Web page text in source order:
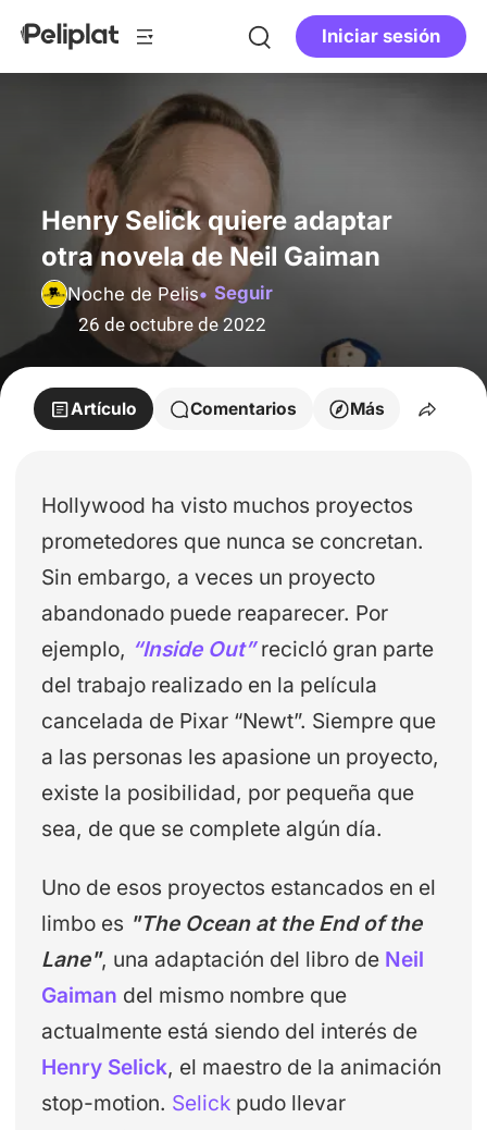
Iniciar sesión
Henry Selick quiere adaptar
otra novela de Neil Gaiman
Noche de Pelis
Seguir
26 de octubre de 2022
Artículo Comentarios Más
Hollywood ha visto muchos proyectos
prometedores que nunca se concretan.
Sin embargo, a veces un proyecto
abandonado puede reaparecer. Por
ejemplo, “Inside Out”recicló gran parte
del trabajo realizado en la película
cancelada de Pixar “Newt”. Siempre que
a las personas les apasione un proyecto,
existe la posibilidad, por pequeña que
sea, de que se complete algún día.
Uno de esos proyectos estancados en el
limbo es "The Ocean at the End of the
Lane", una adaptación del libro de Neil
Gaiman del mismo nombre que
actualmente está siendo del interés de
Henry Selick, el maestro de la animación
stop-motion. Selick pudo llevar